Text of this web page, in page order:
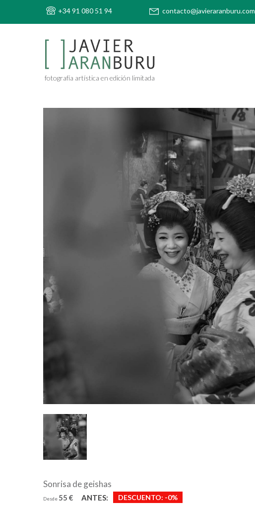
+34 91 080 51 94 contacto@javieraranburu.com
fotografía artística en edición limitada
Sonrisa de geishas
Desde 55 € ANTES: DESCUENTO: -0%